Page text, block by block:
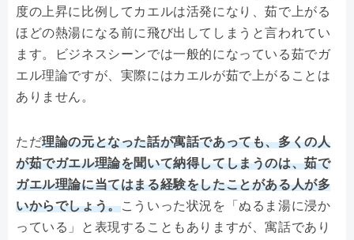
度の上昇に比例してカエルは活発になり、茹で上がる
ほどの熱湯になる前に飛び出してしまうと言われてい
ます。ビジネスシーンでは一般的になっている茹でガ
エル理論ですが、実際にはカエルが茹で上がることは
ありません。
ただ理論の元となった話が寓話であっても、多くの人
が茹でガエル理論を聞いて納得してしまうのは、茹で
ガエル理論に当てはまる経験をしたことがある人が多
いからでしょう。こういった状況を「ぬるま湯に浸か
っている」と表現することもありますが、寓話であり